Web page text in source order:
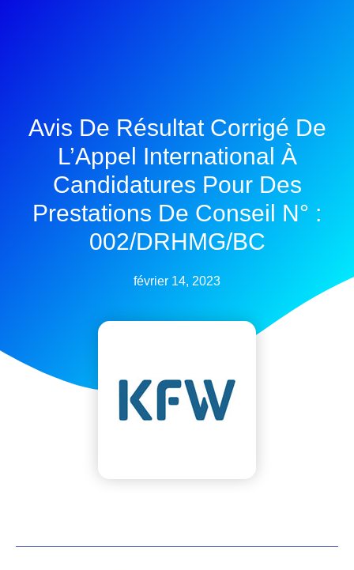
Avis De Résultat Corrigé De
L’Appel International À
Candidatures Pour Des
Prestations De Conseil N° :
002/DRHMG/BC
février 14, 2023